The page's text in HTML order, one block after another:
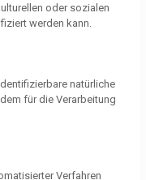
oder sozialen
werden kann.
natürliche
für die Verarbeitung
Verfahren